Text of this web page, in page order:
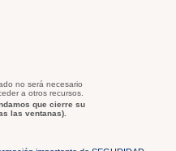
no será necesario
a otros recursos.
que cierre su
las ventanas).